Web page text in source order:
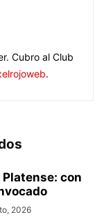
Cubro al Club
.
con
2026